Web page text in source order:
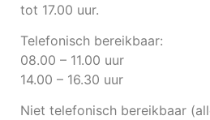
tot 17.00 uur.
Telefonisch bereikbaar:
08.00 – 11.00 uur
14.00 – 16.30 uur
Niet telefonisch bereikbaar